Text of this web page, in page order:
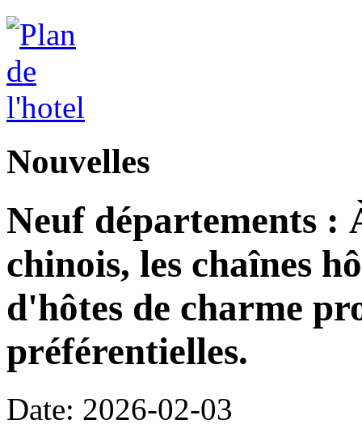
Nouvelles
Neuf départements :
chinois, les chaînes
d'hôtes de charme
préférentielles.
Date: 2026-02-03